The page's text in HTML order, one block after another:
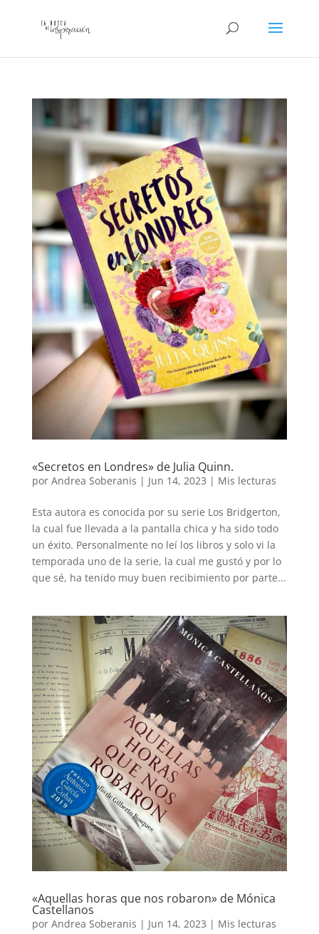
«Secretos en Londres» de Julia Quinn.
por Andrea Soberanis | Jun 14, 2023 | Mis lecturas
Esta autora es conocida por su serie Los Bridgerton,
la cual fue llevada a la pantalla chica y ha sido todo
un éxito. Personalmente no leí los libros y solo vi la
temporada uno de la serie, la cual me gustó y por lo
que sé, ha tenido muy buen recibimiento por parte...
«Aquellas horas que nos robaron» de Mónica
Castellanos
por Andrea Soberanis | Jun 14, 2023 | Mis lecturas